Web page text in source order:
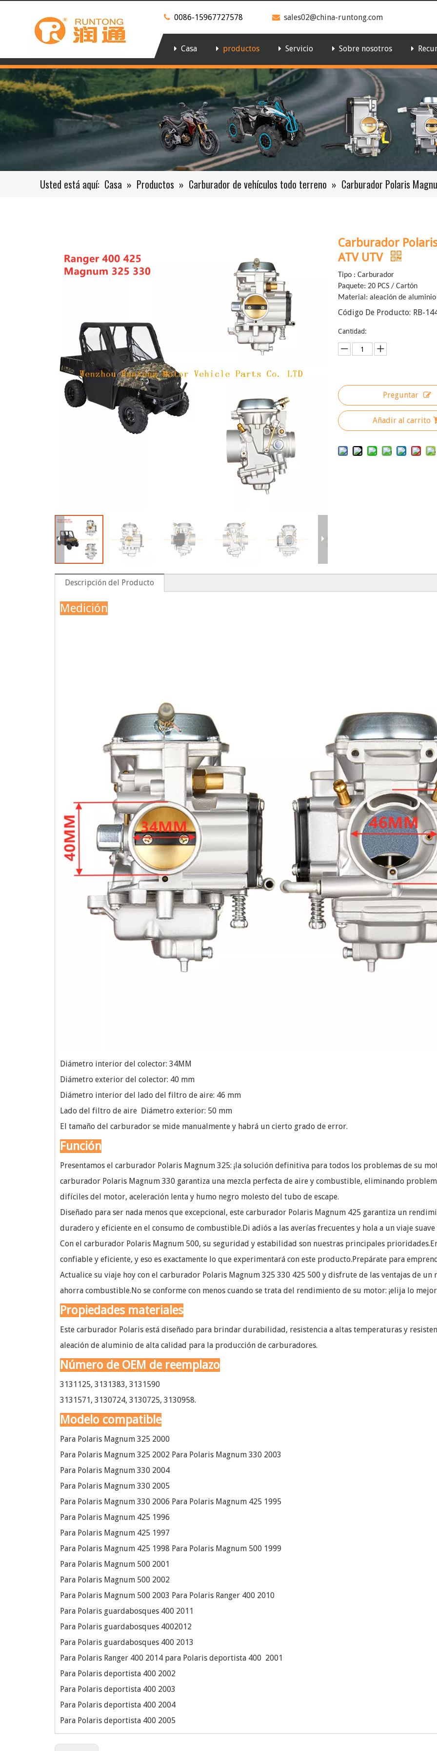
 0086-15967727578  sales02@china-runtong.com
Casa productos Servicio Sobre nosotros
Usted está aquí: Casa » Productos » Carburador de vehículos todo terreno » Carburador Polaris
Carburador
ATV UTV
Tipo : Carburador
Paquete: 20 PCS / Cartón
Material: aleación de aluminio
Código De Producto: RB-
Cantidad:
Preguntar
Añadir al carrito
Descripción del Producto
Medición
Diámetro interior del colector: 34MM
Diámetro exterior del colector: 40 mm
Diámetro interior del lado del filtro de aire: 46 mm
Lado del filtro de aire Diámetro exterior: 50 mm
El tamaño del carburador se mide manualmente y habrá un cierto grado de error.
Función
Presentamos el carburador Polaris Magnum 325: ¡la solución definitiva para todos los problemas de su
carburador Polaris Magnum 330 garantiza una mezcla perfecta de aire y combustible, eliminando
difíciles del motor, aceleración lenta y humo negro molesto del tubo de escape.
Diseñado para ser nada menos que excepcional, este carburador Polaris Magnum 425 garantiza un
duradero y eficiente en el consumo de combustible.Di adiós a las averías frecuentes y hola a un viaje
Con el carburador Polaris Magnum 500, su seguridad y estabilidad son nuestras principales
confiable y eficiente, y eso es exactamente lo que experimentará con este producto.Prepárate para
Actualice su viaje hoy con el carburador Polaris Magnum 325 330 425 500 y disfrute de las ventajas de
ahorra combustible.No se conforme con menos cuando se trata del rendimiento de su motor: ¡elija lo
Propiedades materiales
Este carburador Polaris está diseñado para brindar durabilidad, resistencia a altas temperaturas y
aleación de aluminio de alta calidad para la producción de carburadores.
Número de OEM de reemplazo
3131125, 3131383, 3131590
3131571, 3130724, 3130725, 3130958.
Modelo compatible
Para Polaris Magnum 325 2000
Para Polaris Magnum 325 2002 Para Polaris Magnum 330 2003
Para Polaris Magnum 330 2004
Para Polaris Magnum 330 2005
Para Polaris Magnum 330 2006 Para Polaris Magnum 425 1995
Para Polaris Magnum 425 1996
Para Polaris Magnum 425 1997
Para Polaris Magnum 425 1998 Para Polaris Magnum 500 1999
Para Polaris Magnum 500 2001
Para Polaris Magnum 500 2002
Para Polaris Magnum 500 2003 Para Polaris Ranger 400 2010
Para Polaris guardabosques 400 2011
Para Polaris guardabosques 4002012
Para Polaris guardabosques 400 2013
Para Polaris Ranger 400 2014 para Polaris deportista 400 2001
Para Polaris deportista 400 2002
Para Polaris deportista 400 2003
Para Polaris deportista 400 2004
Para Polaris deportista 400 2005